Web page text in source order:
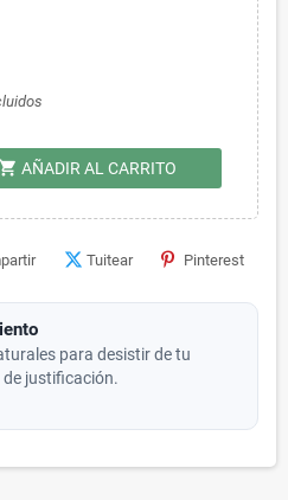
AÑADIR AL CARRITO
Tuitear Pinterest
para desistir de tu
justificación.